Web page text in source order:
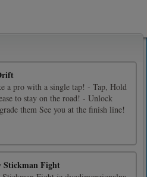
a pro with a single tap! - Tap, Hold
to stay on the road! - Unlock
them See you at the finish line!
Stickman Fight